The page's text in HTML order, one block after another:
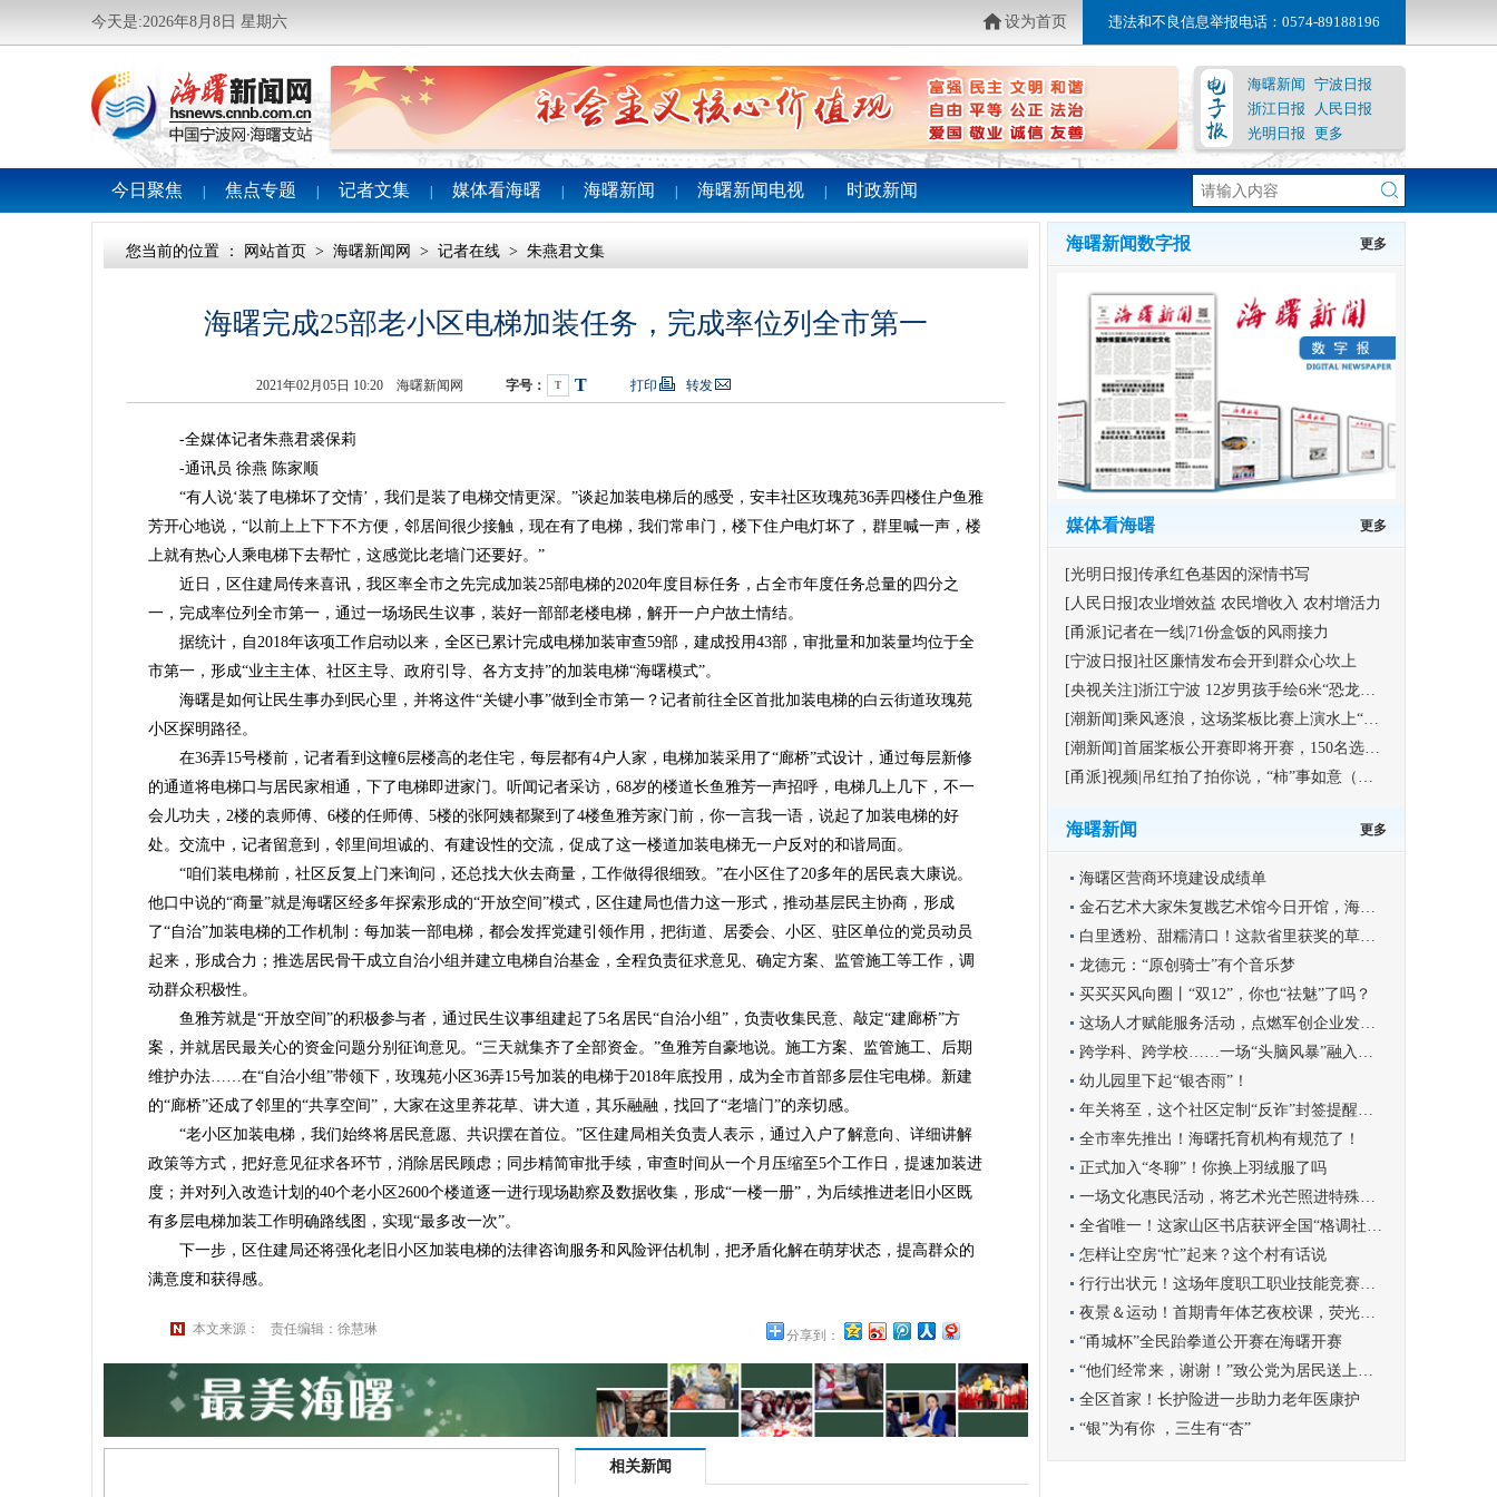
今天是:2026年8月8日 星期六 设为首页 违法和不良信息举报电话：0574-89188196
海曙新闻 宁波日报
浙江日报
人民日报
光明日报 更多
今日聚焦 焦点专题 记者文集 媒体看海曙 海曙新闻 海曙新闻电视 时政新闻
您当前的位置 ： 网站首页 > 海曙新闻网 > 记者在线 > 朱燕君文集
海曙完成25部老小区电梯加装任务，完成率位列全市第一
2021年02月05日 10:20 海曙新闻网 字号： T T 打印 转发
-全媒体记者朱燕君裘保莉
-通讯员 徐燕 陈家顺
“有人说‘装了电梯坏了交情’，我们是装了电梯交情更深。”谈起加装电梯后的感受，安丰社区玫瑰苑36弄四楼住户鱼雅
芳开心地说，“以前上上下下不方便，邻居间很少接触，现在有了电梯，我们常串门，楼下住户电灯坏了，群里喊一声，楼
上就有热心人乘电梯下去帮忙，这感觉比老墙门还要好。”
近日，区住建局传来喜讯，我区率全市之先完成加装25部电梯的2020年度目标任务，占全市年度任务总量的四分之
一，完成率位列全市第一，通过一场场民生议事，装好一部部老楼电梯，解开一户户故土情结。
据统计，自2018年该项工作启动以来，全区已累计完成电梯加装审查59部，建成投用43部，审批量和加装量均位于全
市第一，形成“业主主体、社区主导、政府引导、各方支持”的加装电梯“海曙模式”。
海曙是如何让民生事办到民心里，并将这件“关键小事”做到全市第一？记者前往全区首批加装电梯的白云街道玫瑰苑
小区探明路径。
在36弄15号楼前，记者看到这幢6层楼高的老住宅，每层都有4户人家，电梯加装采用了“廊桥”式设计，通过每层新修
的通道将电梯口与居民家相通，下了电梯即进家门。听闻记者采访，68岁的楼道长鱼雅芳一声招呼，电梯几上几下，不一
会儿功夫，2楼的袁师傅、6楼的任师傅、5楼的张阿姨都聚到了4楼鱼雅芳家门前，你一言我一语，说起了加装电梯的好
处。交流中，记者留意到，邻里间坦诚的、有建设性的交流，促成了这一楼道加装电梯无一户反对的和谐局面。
“咱们装电梯前，社区反复上门来询问，还总找大伙去商量，工作做得很细致。”在小区住了20多年的居民袁大康说。
他口中说的“商量”就是海曙区经多年探索形成的“开放空间”模式，区住建局也借力这一形式，推动基层民主协商，形成
了“自治”加装电梯的工作机制：每加装一部电梯，都会发挥党建引领作用，把街道、居委会、小区、驻区单位的党员动员
起来，形成合力；推选居民骨干成立自治小组并建立电梯自治基金，全程负责征求意见、确定方案、监管施工等工作，调
动群众积极性。
鱼雅芳就是“开放空间”的积极参与者，通过民生议事组建起了5名居民“自治小组”，负责收集民意、敲定“建廊桥”方
案，并就居民最关心的资金问题分别征询意见。“三天就集齐了全部资金。”鱼雅芳自豪地说。施工方案、监管施工、后期
维护办法……在“自治小组”带领下，玫瑰苑小区36弄15号加装的电梯于2018年底投用，成为全市首部多层住宅电梯。新建
的“廊桥”还成了邻里的“共享空间”，大家在这里养花草、讲大道，其乐融融，找回了“老墙门”的亲切感。
“老小区加装电梯，我们始终将居民意愿、共识摆在首位。”区住建局相关负责人表示，通过入户了解意向、详细讲解
政策等方式，把好意见征求各环节，消除居民顾虑；同步精简审批手续，审查时间从一个月压缩至5个工作日，提速加装进
度；并对列入改造计划的40个老小区2600个楼道逐一进行现场勘察及数据收集，形成“一楼一册”，为后续推进老旧小区既
有多层电梯加装工作明确路线图，实现“最多改一次”。
下一步，区住建局还将强化老旧小区加装电梯的法律咨询服务和风险评估机制，把矛盾化解在萌芽状态，提高群众的
满意度和获得感。
本文来源： 责任编辑：徐慧琳 分享到：
相关新闻
海曙新闻数字报 更多
媒体看海曙 更多
[光明日报]传承红色基因的深情书写
[人民日报]农业增效益 农民增收入 农村增活力
[甬派]记者在一线|71份盒饭的风雨接力
[宁波日报]社区廉情发布会开到群众心坎上
[央视关注]浙江宁波 12岁男孩手绘6米“恐龙版”《清明上河图》
[潮新闻]乘风逐浪，这场桨板比赛上演水上“速度与激情”
[潮新闻]首届桨板公开赛即将开赛，150名选手竞逐海曙集士港水域
[甬派]视频|吊红拍了拍你说，“柿”事如意（福利）
海曙新闻 更多
海曙区营商环境建设成绩单
金石艺术大家朱复戡艺术馆今日开馆，海曙再添文化新地标
白里透粉、甜糯清口！这款省里获奖的草莓你尝过吗？
龙德元：“原创骑士”有个音乐梦
买买买风向圈丨“双12”，你也“祛魅”了吗？
这场人才赋能服务活动，点燃军创企业发展新引擎
跨学科、跨学校……一场“头脑风暴”融入学科实践
幼儿园里下起“银杏雨”！
年关将至，这个社区定制“反诈”封签提醒群众守好钱袋子
全市率先推出！海曙托育机构有规范了！
正式加入“冬聊”！你换上羽绒服了吗
一场文化惠民活动，将艺术光芒照进特殊孩子的世界
全省唯一！这家山区书店获评全国“格调社区店”
怎样让空房“忙”起来？这个村有话说
行行出状元！这场年度职工职业技能竞赛圆满收官
夜景＆运动！首期青年体艺夜校课，荧光青年漫跑罗城
“甬城杯”全民跆拳道公开赛在海曙开赛
“他们经常来，谢谢！”致公党为居民送上暖心服务
全区首家！长护险进一步助力老年医康护
“银”为有你 ，三生有“杏”